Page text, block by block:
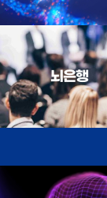
뇌은행